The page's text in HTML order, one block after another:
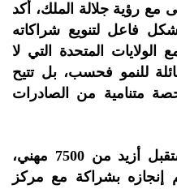
مع رؤية جلالة الملك، أكد
فاعل لتنويع شراكاته
الولايات المتحدة التي لا
للنمو فحسب، بل تتيح
متنامية من الصادرات
وخلال هذا المعرض الذي يستقبل أزيد من 7500 مهني،
إنجازه بشراكة مع مركز